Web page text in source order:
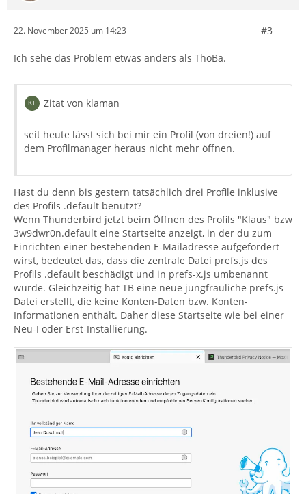
22. November 2025 um 14:23 #3
Ich sehe das Problem etwas anders als ThoBa.
Zitat von klaman
seit heute lässt sich bei mir ein Profil (von dreien!) auf
dem Profilmanager heraus nicht mehr öffnen.
Hast du denn bis gestern tatsächlich drei Profile inklusive
des Profils .default benutzt?
Wenn Thunderbird jetzt beim Öffnen des Profils "Klaus" bzw
3w9dwr0n.default eine Startseite anzeigt, in der du zum
Einrichten einer bestehenden E-Mailadresse aufgefordert
wirst, bedeutet das, dass die zentrale Datei prefs.js des
Profils .default beschädigt und in prefs-x.js umbenannt
wurde. Gleichzeitig hat TB eine neue jungfräuliche prefs.js
Datei erstellt, die keine Konten-Daten bzw. Konten-
Informationen enthält. Daher diese Startseite wie bei einer
Neu-I oder Erst-Installierung.